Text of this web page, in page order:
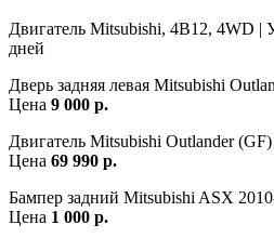
Двигатель Mitsubishi, 4B12, 4WD |
дней
Дверь задняя левая Mitsubishi
Цена 9 000 р.
Двигатель Mitsubishi Outlander (GF)
Цена 69 990 р.
Бампер задний Mitsubishi ASX
Цена 1 000 р.